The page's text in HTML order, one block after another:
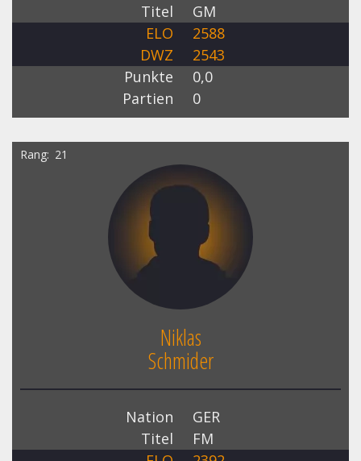
Titel
GM
ELO
2588
DWZ
2543
Punkte
0,0
Partien
0
Rang 21
Niklas
Schmider
Nation
GER
Titel
FM